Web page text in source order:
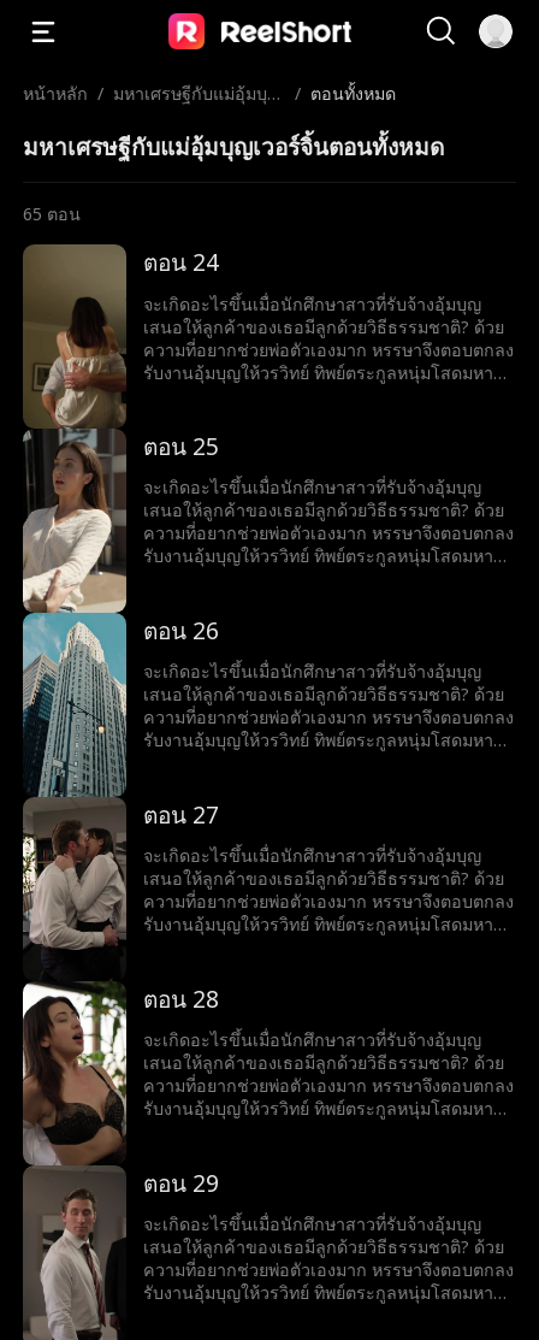
หน้าหลัก / มหาเศรษฐีกับแม่อุ้มบุญ
/ ตอนทั้งหมด
มหาเศรษฐีกับแม่อุ้มบุญเวอร์จิ้นตอนทั้งหมด
65 ตอน
ตอน 24
จะเกิดอะไรขึ้นเมื่อนักศึกษาสาวที่รับจ้างอุ้มบุญ
เสนอให้ลูกค้าของเธอมีลูกด้วยวิธีธรรมชาติ? ด้วย
ความที่อยากช่วยพ่อตัวเองมาก หรรษาจึงตอบตกลง
รับงานอุ้มบุญให้วรวิทย์ ทิพย์ตระกูลหนุ่มโสดมหา
เลือนลาง หรรษาก็พบว่าตัวเองไม่อาจต้านทาน
รวิทย์รู้สึกเหมือนกันหรือเปล่า?
ตอน 25
จะเกิดอะไรขึ้นเมื่อนักศึกษาสาวที่รับจ้างอุ้มบุญ
เสนอให้ลูกค้าของเธอมีลูกด้วยวิธีธรรมชาติ? ด้วย
ความที่อยากช่วยพ่อตัวเองมาก หรรษาจึงตอบตกลง
รับงานอุ้มบุญให้วรวิทย์ ทิพย์ตระกูลหนุ่มโสดมหา
เลือนลาง หรรษาก็พบว่าตัวเองไม่อาจต้านทาน
รวิทย์รู้สึกเหมือนกันหรือเปล่า?
ตอน 26
จะเกิดอะไรขึ้นเมื่อนักศึกษาสาวที่รับจ้างอุ้มบุญ
เสนอให้ลูกค้าของเธอมีลูกด้วยวิธีธรรมชาติ? ด้วย
ความที่อยากช่วยพ่อตัวเองมาก หรรษาจึงตอบตกลง
รับงานอุ้มบุญให้วรวิทย์ ทิพย์ตระกูลหนุ่มโสดมหา
เลือนลาง หรรษาก็พบว่าตัวเองไม่อาจต้านทาน
รวิทย์รู้สึกเหมือนกันหรือเปล่า?
ตอน 27
จะเกิดอะไรขึ้นเมื่อนักศึกษาสาวที่รับจ้างอุ้มบุญ
เสนอให้ลูกค้าของเธอมีลูกด้วยวิธีธรรมชาติ? ด้วย
ความที่อยากช่วยพ่อตัวเองมาก หรรษาจึงตอบตกลง
รับงานอุ้มบุญให้วรวิทย์ ทิพย์ตระกูลหนุ่มโสดมหา
เลือนลาง หรรษาก็พบว่าตัวเองไม่อาจต้านทาน
รวิทย์รู้สึกเหมือนกันหรือเปล่า?
ตอน 28
จะเกิดอะไรขึ้นเมื่อนักศึกษาสาวที่รับจ้างอุ้มบุญ
เสนอให้ลูกค้าของเธอมีลูกด้วยวิธีธรรมชาติ? ด้วย
ความที่อยากช่วยพ่อตัวเองมาก หรรษาจึงตอบตกลง
รับงานอุ้มบุญให้วรวิทย์ ทิพย์ตระกูลหนุ่มโสดมหา
เลือนลาง หรรษาก็พบว่าตัวเองไม่อาจต้านทาน
รวิทย์รู้สึกเหมือนกันหรือเปล่า?
ตอน 29
จะเกิดอะไรขึ้นเมื่อนักศึกษาสาวที่รับจ้างอุ้มบุญ
เสนอให้ลูกค้าของเธอมีลูกด้วยวิธีธรรมชาติ? ด้วย
ความที่อยากช่วยพ่อตัวเองมาก หรรษาจึงตอบตกลง
รับงานอุ้มบุญให้วรวิทย์ ทิพย์ตระกูลหนุ่มโสดมหา